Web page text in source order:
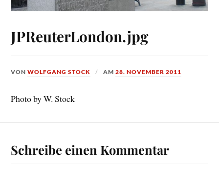
JPReuterLondon.jpg
VONWOLFGANG STOCK AM28. NOVEMBER 2011
Photo by W. Stock
Schreibe einen Kommentar